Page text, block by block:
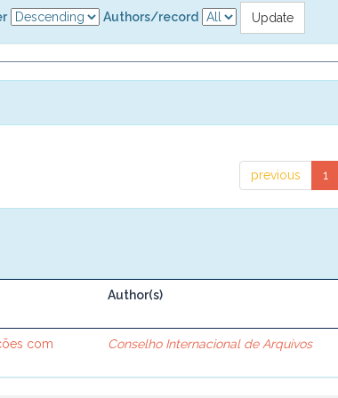
Authors/record
previous 1
Author(s)
com
Conselho Internacional de Arquivos